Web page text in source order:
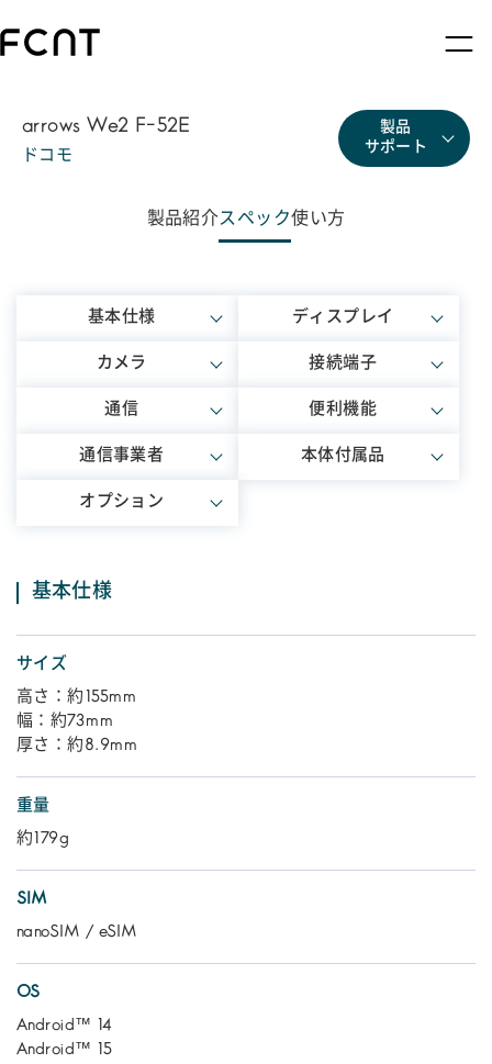
arrows We2 F-52E
ドコモ
製品紹介スペック使い方
製品
サポート
基本仕様 ディスプレイ
カメラ 接続端子
通信 便利機能
通信事業者 本体付属品
オプション
基本仕様
サイズ
高さ：約155mm
幅：約73mm
厚さ：約8.9mm
重量
約179g
SIM
nanoSIM / eSIM
OS
Android™ 14
Android™ 15